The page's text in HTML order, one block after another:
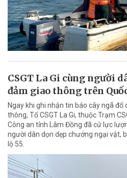
CSGT La Gi cùng người
đảm giao thông trên
Ngay khi ghi nhận tin báo cây ngã
thông, Tổ CSGT La Gi, thuộc Trạm
Công an tỉnh Lâm Đồng đã cử lực
người dân dọn dẹp chướng ngại vật,
lộ 55.